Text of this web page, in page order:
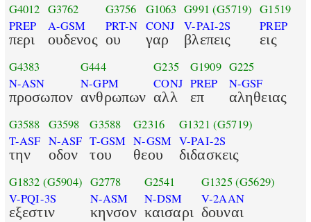
G4012
PREP
περι
G3762
A-GSM
ουδενος
G3756
PRT-N
ου
G1063
CONJ
γαρ
G991 (G5719)
V-PAI-2S
βλεπεις
G1519
PREP
εις
G4383
N-ASN
προσωπον
G444
N-GPM
ανθρωπων
G235
CONJ
αλλ
G1909
PREP
επ
G225
N-GSF
αληθειας
G3588
T-ASF
την
G3598
N-ASF
οδον
G3588
T-GSM
του
G2316
N-GSM
θεου
G1321 (G5719)
V-PAI-2S
διδασκεις
G1832 (G5904)
V-PQI-3S
εξεστιν
G2778
N-ASM
κηνσον
G2541
N-DSM
καισαρι
G1325(G5629)
V-2AAN
δουναι